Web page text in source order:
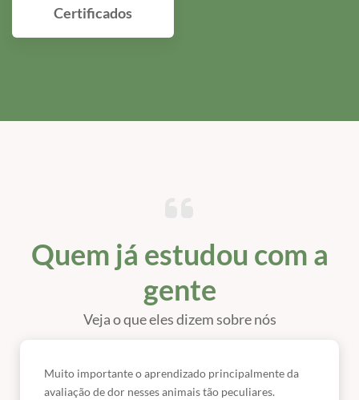
Certificados
Quem já estudou com a
gente
Veja o que eles dizem sobre nós
Muito importante o aprendizado principalmente da
avaliação de dor nesses animais tão peculiares.